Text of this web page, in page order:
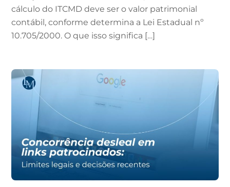
cálculo do ITCMD deve ser o valor patrimonial
contábil, conforme determina a Lei Estadual nº
10.705/2000. O que isso significa […]